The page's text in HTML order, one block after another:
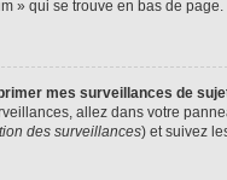
» qui se trouve en bas de page.
mes surveillances de
allez dans votre
des surveillances) et suivez